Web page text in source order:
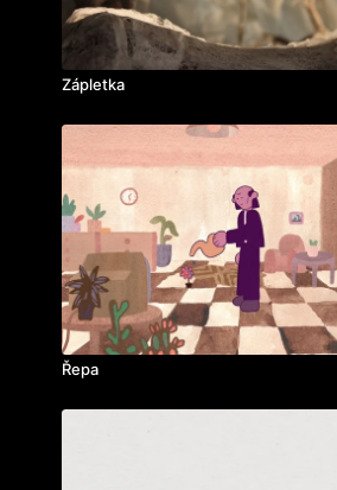
Zápletka
Řepa